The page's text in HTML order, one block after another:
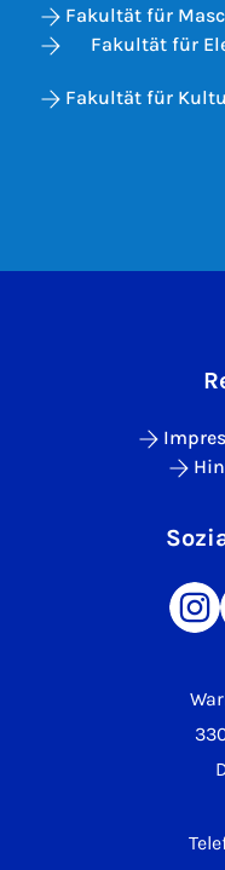
Fakultät für
Fakultät für
Fakultät für